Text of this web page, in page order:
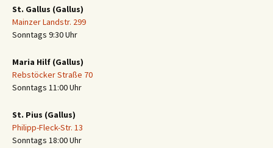
St. Gallus (Gallus)
Mainzer Landstr. 299
Sonntags 9:30 Uhr
Maria Hilf (Gallus)
Rebstöcker Straße 70
Sonntags 11:00 Uhr
St. Pius (Gallus)
Philipp-Fleck-Str. 13
Sonntags 18:00 Uhr